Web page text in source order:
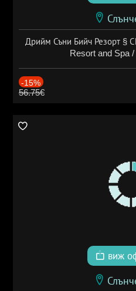
Дрийм Съни Бийч Резорт §
Resort and Spa /
-15%
56.75€
виж